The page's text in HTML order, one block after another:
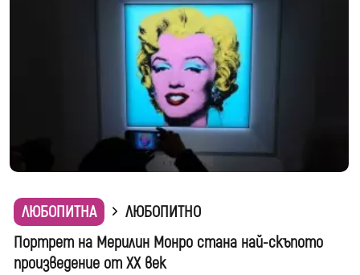
ЛЮБОПИТНА
ЛЮБОПИТНО
Портрет на Мерилин Монро стана най-скъпото
произведение от XX век